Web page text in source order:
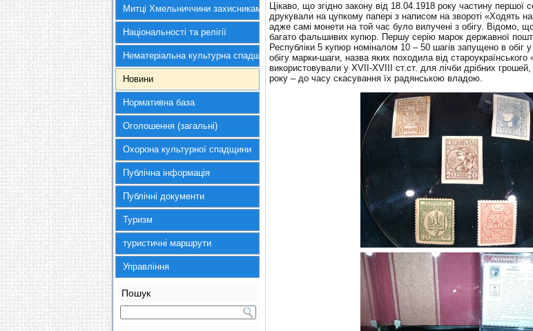
Митці Хмельниччини захисникам України
Національності та релігії
Нематеріальна культурна спадщина
Новини
Нормативна база
Оголошення (загальні)
Охорона культурної спадщини
Публічна інформація
Публічні документи
Туризм
туристичні маршрути
Управління
Пошук
Цікаво, що згідно закону від 18.04.1918 року частину першої
друкували на цупкому папері з написом на звороті «Ходять
адже самі монети на той час було вилучені з обігу. Відомо,
багато фальшивих купюр. Першу серію марок державної
Республіки 5 купюр номіналом 10 – 50 шагів запущено в обіг
обігу марки-шаги, назва яких походила від староукраїнського
використовували у XVII-XVIII ст.ст. для лічби дрібних
року – до часу скасування їх радянською владою.